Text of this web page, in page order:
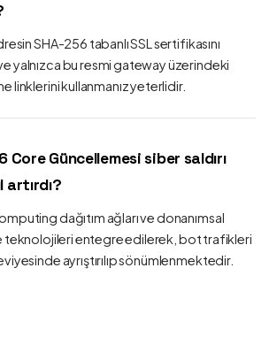
SHA-256 tabanlı SSL sertifikasını
yalnızca bu resmi gateway üzerindeki
linklerini kullanmanız yeterlidir.
Güncellemesi siber saldırı
artırdı?
dağıtım ağları ve donanımsal
teknolojileri entegre edilerek, bot trafikleri
ayrıştırılıp sönümlenmektedir.